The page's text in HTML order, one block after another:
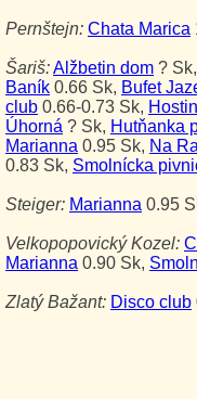
Pernštejn: Chata Marica
Šariš:Alžbetin dom ? Sk,
Baník 0.66 Sk, Bufet
club 0.66-0.73 Sk,
Úhorná ? Sk, Hutňanka
Marianna 0.95 Sk, Na
0.83 Sk, Smolnícka
Steiger: Marianna 0.95
Velkopopovický Kozel:
Marianna 0.90 Sk,
Zlatý Bažant: Disco club